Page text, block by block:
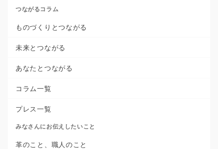
つながるコラム
ものづくりとつながる
未来とつながる
あなたとつながる
コラム一覧
プレス一覧
みなさんにお伝えしたいこと
革のこと、職人のこと